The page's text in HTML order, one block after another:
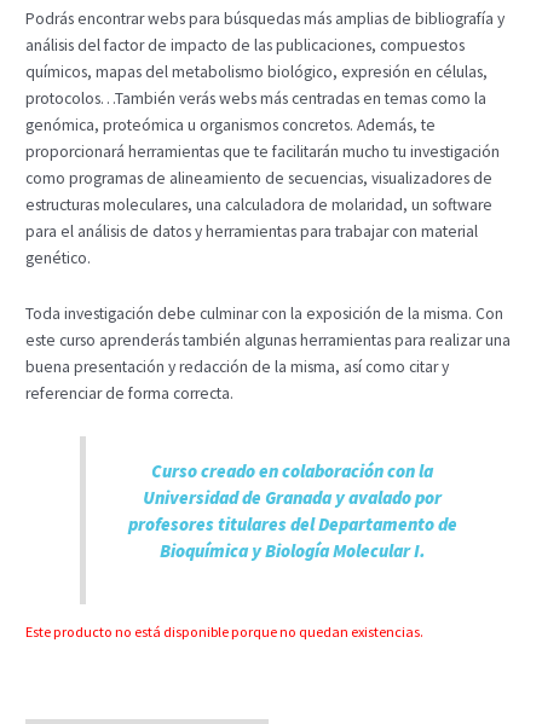
Podrás encontrar webs para búsquedas más amplias de bibliografía y
análisis del factor de impacto de las publicaciones, compuestos
químicos, mapas del metabolismo biológico, expresión en células,
protocolos…También verás webs más centradas en temas como la
genómica, proteómica u organismos concretos. Además, te
proporcionará herramientas que te facilitarán mucho tu investigación
como programas de alineamiento de secuencias, visualizadores de
estructuras moleculares, una calculadora de molaridad, un software
para el análisis de datos y herramientas para trabajar con material
genético.
Toda investigación debe culminar con la exposición de la misma. Con
este curso aprenderás también algunas herramientas para realizar una
buena presentación y redacción de la misma, así como citar y
referenciar de forma correcta.
Curso creado en colaboración con la
Universidad de Granada y avalado por
profesores titulares del Departamento de
Bioquímica y Biología Molecular I.
Este producto no está disponible porque no quedan existencias.